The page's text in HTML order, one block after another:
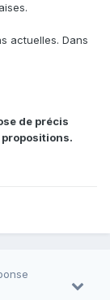
actuelles. Dans
de précis
propositions.